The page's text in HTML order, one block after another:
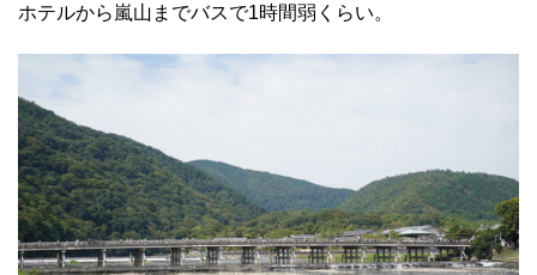
ホテルから嵐山までバスで1時間弱くらい。